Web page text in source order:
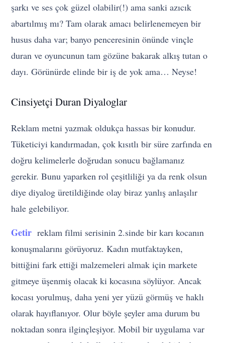
şarkı ve ses çok güzel olabilir(!) ama sanki azıcık
abartılmış mı? Tam olarak amacı belirlenemeyen bir
husus daha var; banyo penceresinin önünde vinçle
duran ve oyuncunun tam gözüne bakarak alkış tutan o
dayı. Görünürde elinde bir iş de yok ama… Neyse!
Cinsiyetçi Duran Diyaloglar
Reklam metni yazmak oldukça hassas bir konudur.
Tüketiciyi kandırmadan, çok kısıtlı bir süre zarfında en
doğru kelimelerle doğrudan sonucu bağlamanız
gerekir. Bunu yaparken rol çeşitliliği ya da renk olsun
diye diyalog üretildiğinde olay biraz yanlış anlaşılır
hale gelebiliyor.
Getir reklam filmi serisinin 2.sinde bir karı kocanın
konuşmalarını görüyoruz. Kadın mutfaktayken,
bittiğini fark ettiği malzemeleri almak için markete
gitmeye üşenmiş olacak ki kocasına söylüyor. Ancak
kocası yorulmuş, daha yeni yer yüzü görmüş ve haklı
olarak hayıflanıyor. Olur böyle şeyler ama durum bu
noktadan sonra ilginçleşiyor. Mobil bir uygulama var